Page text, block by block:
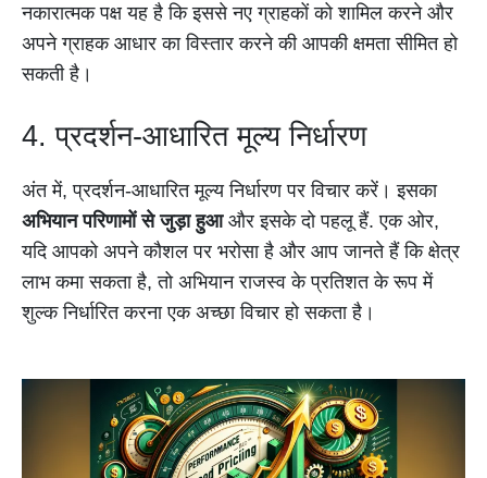
नकारात्मक पक्ष यह है कि इससे नए ग्राहकों को शामिल करने और
अपने ग्राहक आधार का विस्तार करने की आपकी क्षमता सीमित हो
सकती है।
4. प्रदर्शन-आधारित मूल्य निर्धारण
अंत में, प्रदर्शन-आधारित मूल्य निर्धारण पर विचार करें। इसका
अभियान परिणामों से जुड़ा हुआऔर इसके दो पहलू हैं. एक ओर,
यदि आपको अपने कौशल पर भरोसा है और आप जानते हैं कि क्षेत्र
लाभ कमा सकता है, तो अभियान राजस्व के प्रतिशत के रूप में
शुल्क निर्धारित करना एक अच्छा विचार हो सकता है।